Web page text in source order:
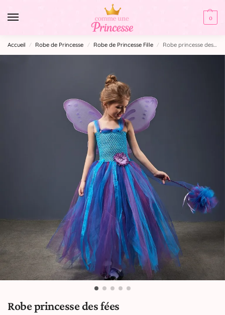
0
Accueil / Robe de Princesse / Robe de Princesse Fille / Robe princesse des fées
Robe princesse des fées